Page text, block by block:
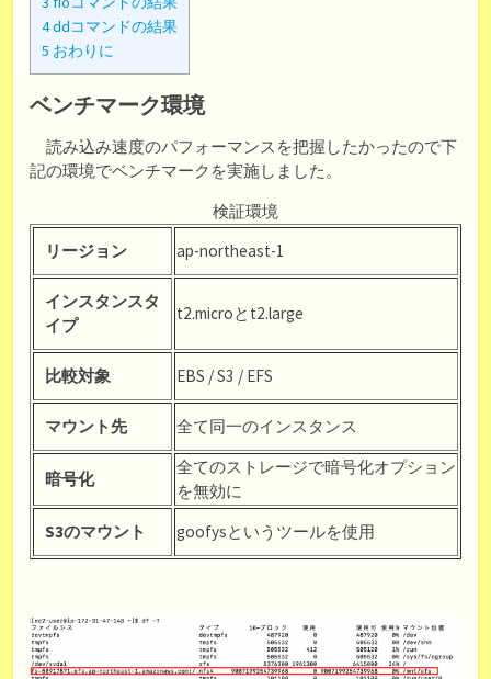
4ddコマンドの結果
5 おわりに
ベンチマーク環境
読み込み速度のパフォーマンスを把握したかったので下
記の環境でベンチマークを実施しました。
検証環境
リージョン
ap-northeast-1
インスタンスタ
イプ
t2.microとt2.large
比較対象 EBS / S3 / EFS
マウント先 全て同一のインスタンス
暗号化
全てのストレージで暗号化オプション
を無効に
S3のマウント
goofysというツールを使用